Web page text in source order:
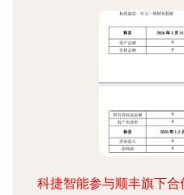
科捷智能参与顺丰旗下